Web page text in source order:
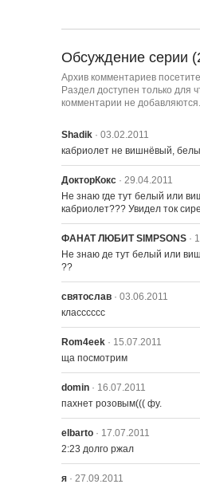
511 – Гомер
512 – Барт
Знаменитым
513 – Гомер
515 – Гомер
516 – Гомер
517 – Барт
518 –
Обсуждение серии
Архив комментариев
Раздел доступен только для
комментарии не добавляются.
Shadik · 03.02.2011
кабриолет не вишнёвый,
ДокторКокс · 29.04.2011
Не знаю где тут белый или
кабриолет??? Увидел ток
ФАНАТ ЛЮБИТ SIMPSONS ·
Не знаю де тут белый или
??
святослав · 03.06.2011
класссссс
Rom4eek · 15.07.2011
ща посмотрим
domin · 16.07.2011
пахнет розовым((( фу.
elbarto · 17.07.2011
2:23 долго ржал
я · 27.09.2011